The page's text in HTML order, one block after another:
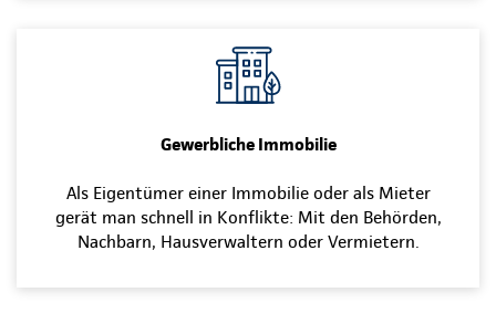
Gewerbliche Immobilie
Als Eigentümer einer Immobilie oder als Mieter
gerät man schnell in Konflikte: Mit den Behörden,
Nachbarn, Hausverwaltern oder Vermietern.